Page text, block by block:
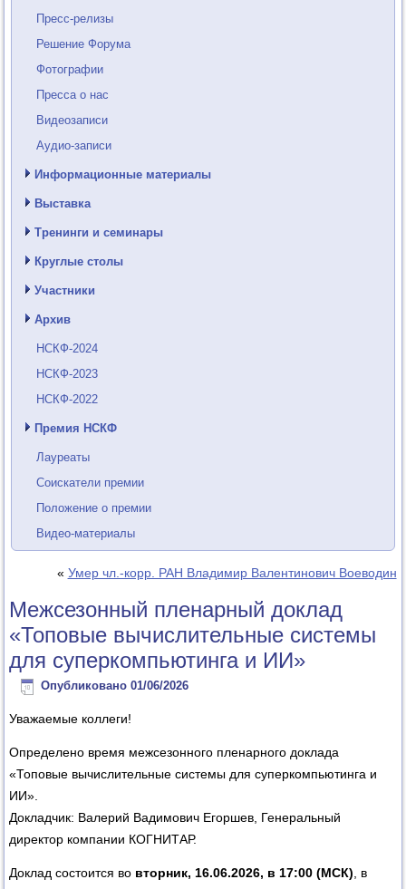
Пресс-релизы
Решение Форума
Фотографии
Пресса о нас
Видеозаписи
Аудио-записи
Информационные материалы
Выставка
Тренинги и семинары
Круглые столы
Участники
Архив
НСКФ-2024
НСКФ-2023
НСКФ-2022
Премия НСКФ
Лауреаты
Соискатели премии
Положение о премии
Видео-материалы
« Умер чл.-корр. РАН Владимир Валентинович Воеводин
Межсезонный пленарный доклад
«Топовые вычислительные системы
для суперкомпьютинга и ИИ»
Опубликовано 01/06/2026
Уважаемые коллеги!
Определено время межсезонного пленарного доклада
«Топовые вычислительные системы для суперкомпьютинга и
ИИ».
Докладчик: Валерий Вадимович Егоршев, Генеральный
директор компании КОГНИТАР.
Доклад состоится во вторник, 16.06.2026, в 17:00 (МСК) , в